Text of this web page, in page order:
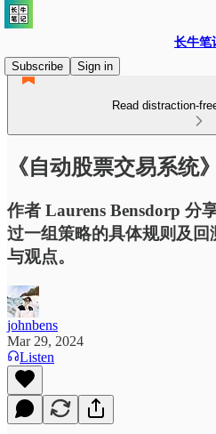
长牛笔
Subscribe
Sign in
Read distraction-
《自动股票交易系统
作者 Laurens Bensdorp 分
过一组策略的具体规则及
与观点。
johnbens
Mar 29, 2024
Listen